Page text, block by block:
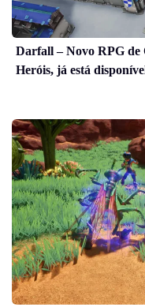
Darfall – Novo RPG de
Heróis, já está